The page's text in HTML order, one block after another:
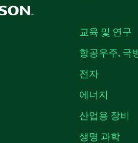
교육 및 연구
항공우주, 국
전자
에너지
산업용 장비
생명 과학